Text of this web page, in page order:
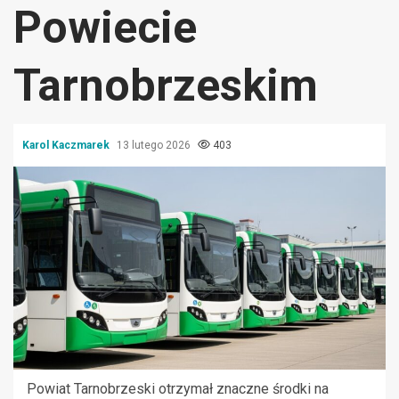
Powiecie
Tarnobrzeskim
Karol Kaczmarek 13 lutego 2026 403
Powiat Tarnobrzeski otrzymał znaczne środki na